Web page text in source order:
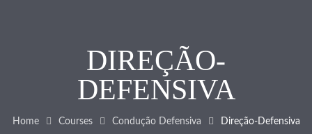
DIREÇÃO-
DEFENSIVA
Home Courses Condução Defensiva Direção-Defensiva